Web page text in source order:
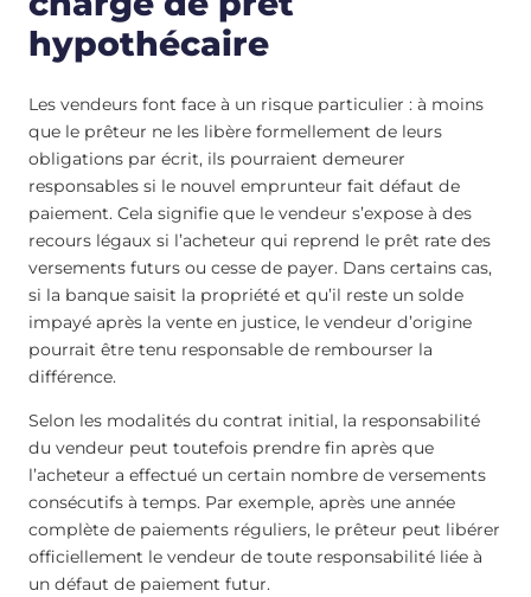
hypothécaire
Les vendeurs font face à un risque particulier : à moins
que le prêteur ne les libère formellement de leurs
obligations par écrit, ils pourraient demeurer
responsables si le nouvel emprunteur fait défaut de
paiement. Cela signifie que le vendeur s’expose à des
recours légaux si l’acheteur qui reprend le prêt rate des
versements futurs ou cesse de payer. Dans certains cas,
si la banque saisit la propriété et qu’il reste un solde
impayé après la vente en justice, le vendeur d’origine
pourrait être tenu responsable de rembourser la
différence.
Selon les modalités du contrat initial, la responsabilité
du vendeur peut toutefois prendre fin après que
l’acheteur a effectué un certain nombre de versements
consécutifs à temps. Par exemple, après une année
complète de paiements réguliers, le prêteur peut libérer
officiellement le vendeur de toute responsabilité liée à
un défaut de paiement futur.